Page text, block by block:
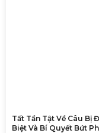
Tất Tần Tật Về Câu Bị
Biệt Và Bí Quyết Bứt